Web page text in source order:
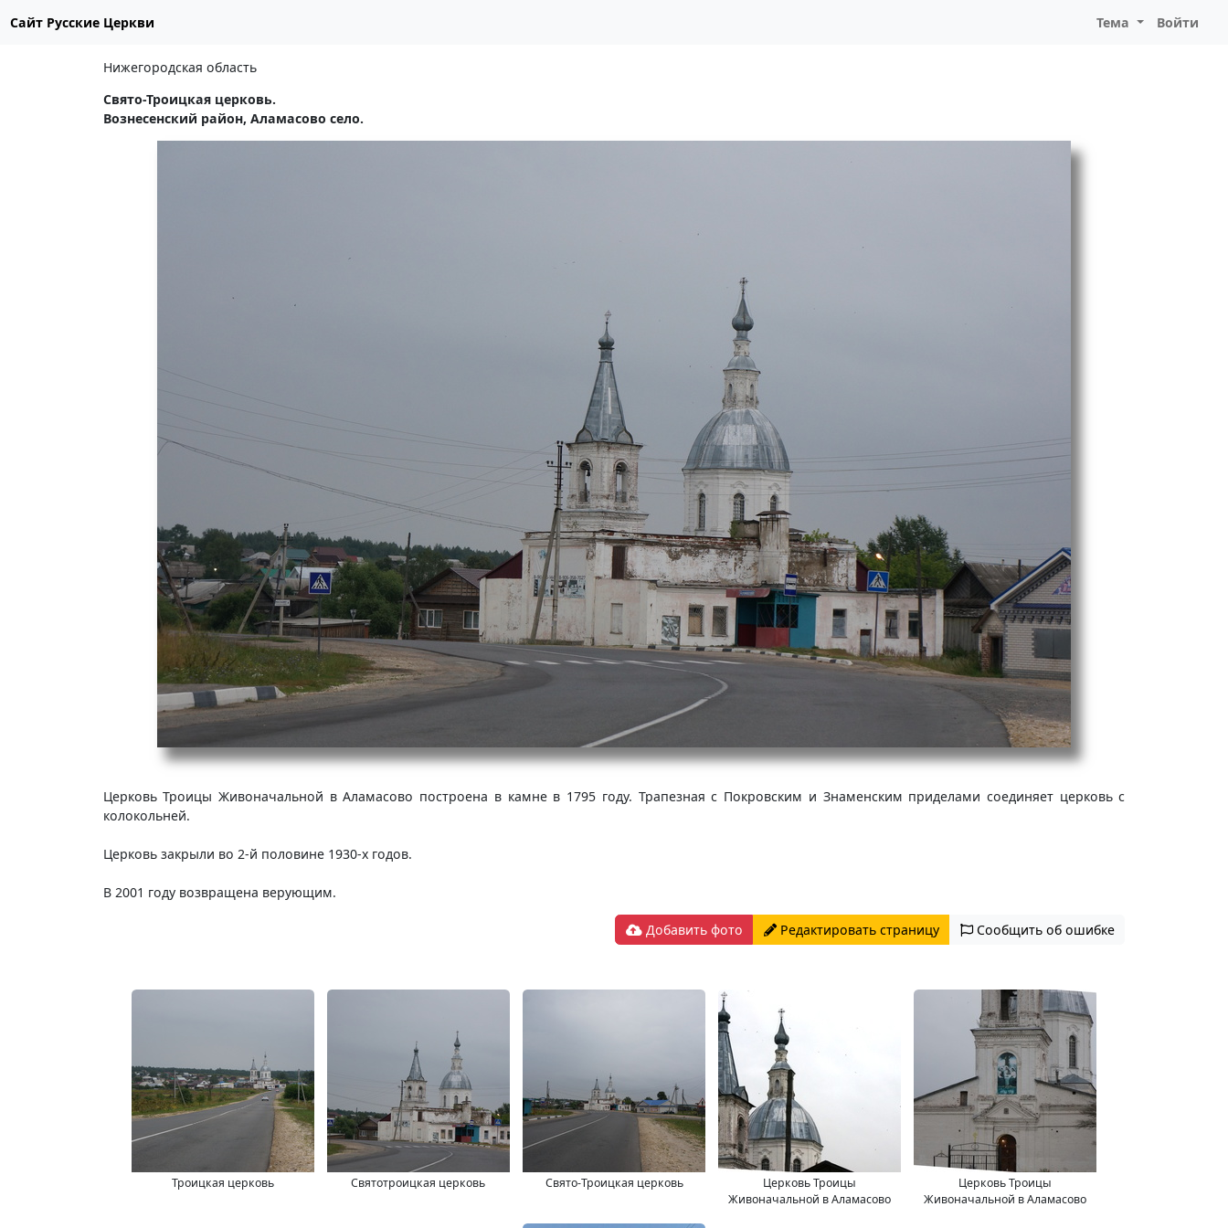
Сайт Русские Церкви Тема Войти
Нижегородская область
Свято-Троицкая церковь.
Вознесенский район, Аламасово село.
Церковь Троицы Живоначальной в Аламасово построена в камне в 1795 году. Трапезная с Покровским и Знаменским приделами соединяет церковь с
колокольней.
Церковь закрыли во 2-й половине 1930-х годов.
В 2001 году возвращена верующим.
Добавить фото Редактировать страницу Сообщить об ошибке
Троицкая церковь Святотроицкая церковь Свято-Троицкая церковь
Церковь Троицы
Живоначальной в Аламасово
Церковь Троицы
Живоначальной в Аламасово